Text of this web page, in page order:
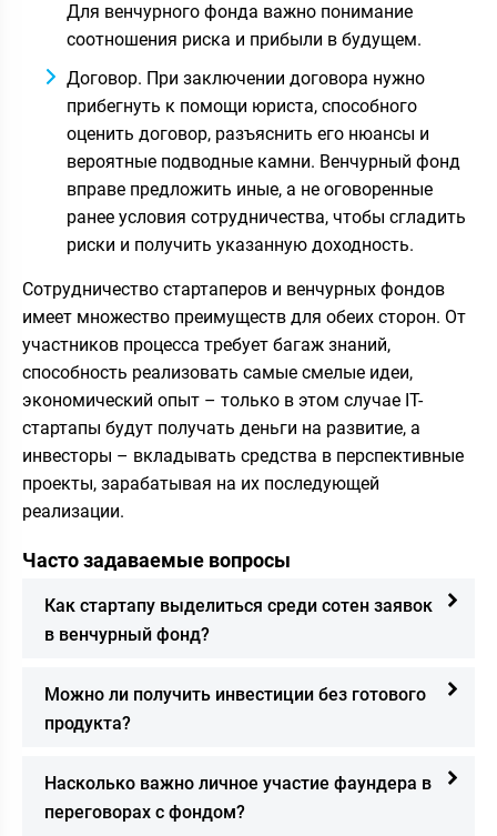
Для венчурного фонда важно понимание
соотношения риска и прибыли в будущем.
Договор. При заключении договора нужно
прибегнуть к помощи юриста, способного
оценить договор, разъяснить его нюансы и
вероятные подводные камни. Венчурный фонд
вправе предложить иные, а не оговоренные
ранее условия сотрудничества, чтобы сгладить
риски и получить указанную доходность.
Сотрудничество стартаперов и венчурных фондов
имеет множество преимуществ для обеих сторон. От
участников процесса требует багаж знаний,
способность реализовать самые смелые идеи,
экономический опыт – только в этом случае IT-
стартапы будут получать деньги на развитие, а
инвесторы – вкладывать средства в перспективные
проекты, зарабатывая на их последующей
реализации.
Часто задаваемые вопросы
Как стартапу выделиться среди сотен заявок
в венчурный фонд?
Можно ли получить инвестиции без готового
продукта?
Насколько важно личное участие фаундера в
переговорах с фондом?